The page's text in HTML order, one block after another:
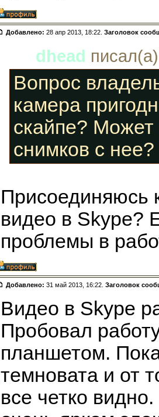
Добавлено: 28 апр 2013, 18:22. Заголовок
dhead
Вопрос
камера
скайпе? Может
снимков с нее?
Присоединяюсь
видео в Skype?
проблемы в
Добавлено: 31 май 2013, 16:22. Заголовок
Видео в Skype
Пробовал
планшетом.
темновата и от
все четко